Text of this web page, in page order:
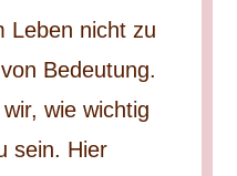
Leben nicht zu
Bedeutung.
wie wichtig
sein. Hier